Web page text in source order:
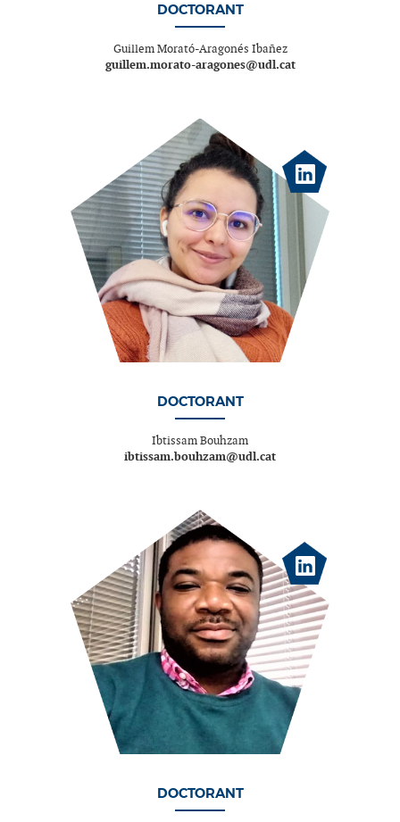
DOCTORANT
Guillem Morató-Aragonés Ibañez
guillem.morato-aragones@udl.cat
DOCTORANT
Ibtissam Bouhzam
ibtissam.bouhzam@udl.cat
DOCTORANT